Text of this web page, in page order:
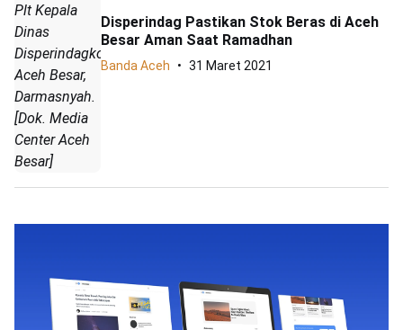
Plt Kepala
Dinas
Disperindagkop
Aceh Besar,
Darmasnyah.
[Dok. Media
Center Aceh
Besar]
Disperindag Pastikan Stok Beras di Aceh
Besar Aman Saat Ramadhan
Banda Aceh 31 Maret 2021